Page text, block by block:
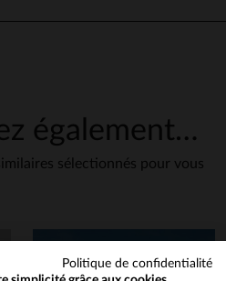
également…
sélectionnés pour vous
Politique de confidentialité